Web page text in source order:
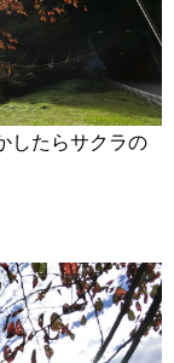
したらサクラの